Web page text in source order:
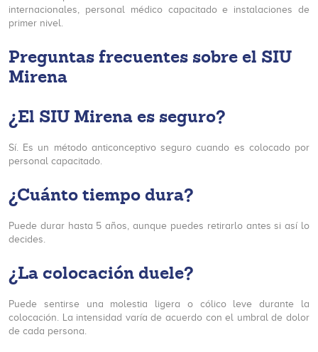
internacionales, personal médico capacitado e instalaciones de
primer nivel.
Preguntas frecuentes sobre el SIU
Mirena
¿El SIU Mirena es seguro?
Sí. Es un método anticonceptivo seguro cuando es colocado por
personal capacitado.
¿Cuánto tiempo dura?
Puede durar hasta 5 años, aunque puedes retirarlo antes si así lo
decides.
¿La colocación duele?
Puede sentirse una molestia ligera o cólico leve durante la
colocación. La intensidad varía de acuerdo con el umbral de dolor
de cada persona.